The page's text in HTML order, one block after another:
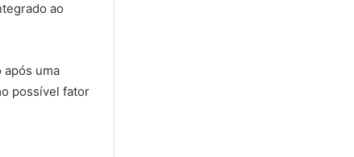
ao
uma
possível fator